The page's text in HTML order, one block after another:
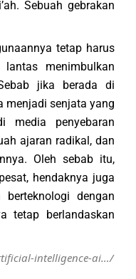
Sebuah gebrakan
tetap harus
menimbulkan
jika berada di
menjadi senjata yang
media penyebaran
ajaran radikal, dan
Oleh sebab itu,
hendaknya juga
dengan
tetap berlandaskan
intelligence-ai…/